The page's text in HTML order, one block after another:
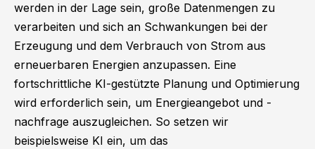
werden in der Lage sein, große Datenmengen zu
verarbeiten und sich an Schwankungen bei der
Erzeugung und dem Verbrauch von Strom aus
erneuerbaren Energien anzupassen. Eine
fortschrittliche KI-gestützte Planung und Optimierung
wird erforderlich sein, um Energieangebot und -
nachfrage auszugleichen. So setzen wir
beispielsweise KI ein, um das